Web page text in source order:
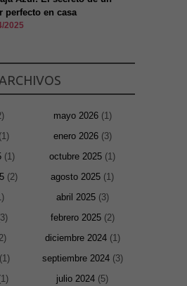
perfecto en casa
2025
ARCHIVOS
mayo 2026(1)
enero 2026(3)
(1) octubre 2025 (1)
(2) agosto 2025 (1)
abril 2025(3)
febrero 2025(2)
diciembre 2024(1)
(1) septiembre 2024(3)
julio 2024 (5)